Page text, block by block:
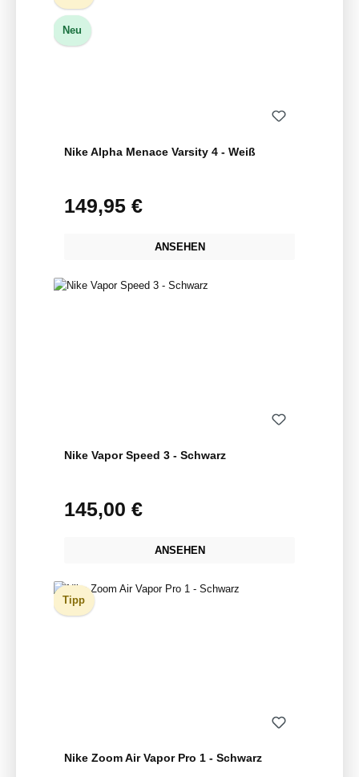
Neu
Nike Alpha Menace Varsity 4 - Weiß
Regulärer Preis:
149,95 €
ANSEHEN
Nike Vapor Speed 3 - Schwarz
Regulärer Preis:
145,00 €
ANSEHEN
Tipp
Nike Zoom Air Vapor Pro 1 - Schwarz